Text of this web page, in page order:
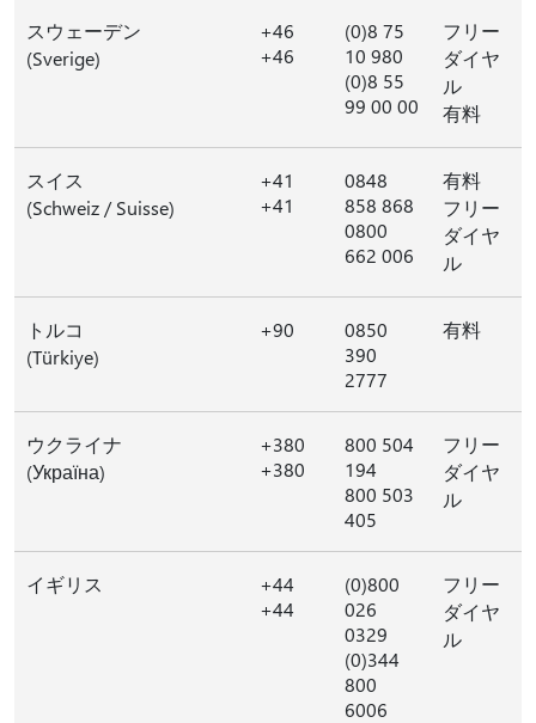
スウェーデン
(Sverige)
+46
+46
(0)8 75
10 980
(0)8 55
99 00 00
フリー
ダイヤ
ル
有料
スイス
(Schweiz / Suisse)
+41
+41
0848
858 868
0800
662 006
有料
フリー
ダイヤ
ル
トルコ
(Türkiye)
+90
0850
390
2777
有料
ウクライナ
(Україна)
+380
+380
800 504
194
800 503
405
フリー
ダイヤ
ル
イギリス
+44
+44
(0)800
026
0329
(0)344
800
6006
フリー
ダイヤ
ル